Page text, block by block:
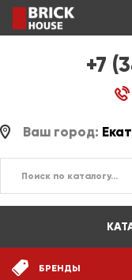
+7
Ваш город:
БРЕНДЫ